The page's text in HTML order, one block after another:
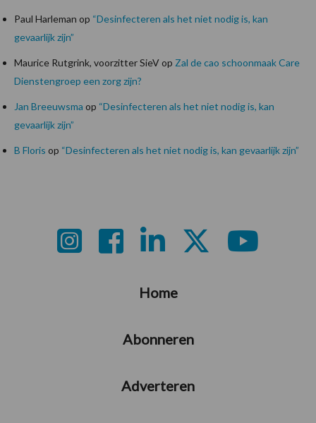
Paul Harleman op “Desinfecteren als het niet nodig is, kan
gevaarlijk zijn”
Maurice Rutgrink, voorzitter SieVop Zal de cao schoonmaak Care
Dienstengroep een zorg zijn?
Jan Breeuwsma op “Desinfecteren als het niet nodig is, kan
gevaarlijk zijn”
B Floris op “Desinfecteren als het niet nodig is, kan gevaarlijk zijn”
Home
Abonneren
Adverteren